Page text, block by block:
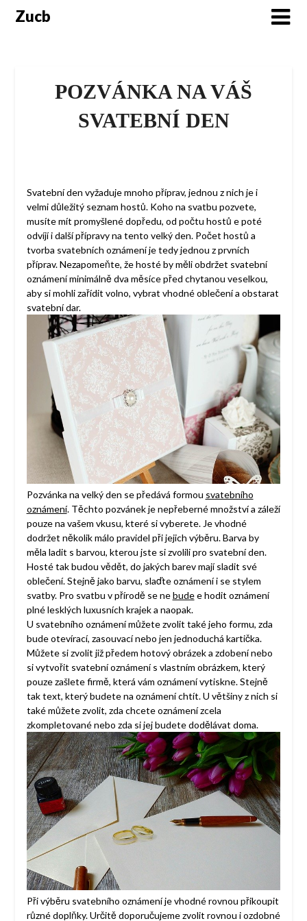
SkipZucb
POZVÁNKA NA VÁŠ
SVATEBNÍ DEN
Svatební den vyžaduje mnoho příprav, jednou z nich je i
velmi důležitý seznam hostů. Koho na svatbu pozvete,
musíte mít promyšlené dopředu, od počtu hostů e poté
odvíjí i další přípravy na tento velký den. Počet hostů a
tvorba svatebních oznámení je tedy jednou z prvních
příprav. Nezapomeňte, že hosté by měli obdržet svatební
oznámení minimálně dva měsíce před chytanou veselkou,
aby si mohli zařídit volno, vybrat vhodné oblečení a obstarat
svatební dar.
Pozvánka na velký den se předává formou svatebního
oznámení. Těchto pozvánek je nepřeberné množství a záleží
pouze na vašem vkusu, které si vyberete. Je vhodné
dodržet několik málo pravidel při jejich výběru. Barva by
měla ladit s barvou, kterou jste si zvolili pro svatební den.
Hosté tak budou vědět, do jakých barev mají sladit své
oblečení. Stejně jako barvu, slaďte oznámení i se stylem
svatby. Pro svatbu v přírodě se nebudee hodit oznámení
plné lesklých luxusních krajek a naopak.
U svatebního oznámení můžete zvolit také jeho formu, zda
bude otevírací, zasouvací nebo jen jednoduchá kartička.
Můžete si zvolit již předem hotový obrázek a zdobení nebo
si vytvořit svatební oznámení s vlastním obrázkem, který
pouze zašlete firmě, která vám oznámení vytiskne. Stejně
tak text, který budete na oznámení chtít. U většiny z nich si
také můžete zvolit, zda chcete oznámení zcela
zkompletované nebo zda si jej budete dodělávat doma.
Při výběru svatebního oznámení je vhodné rovnou přikoupit
různé doplňky. Určitě doporučujeme zvolit rovnou i ozdobné